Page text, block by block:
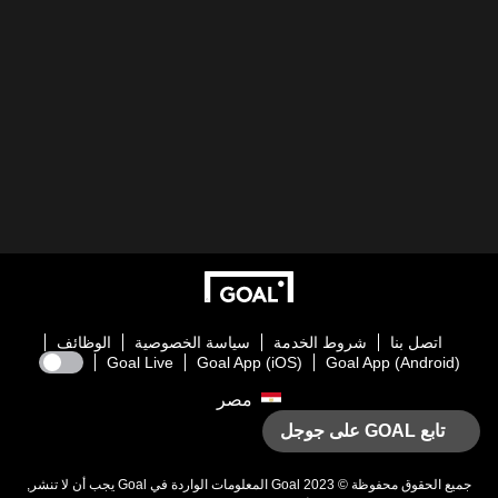
اتصل بنا شروط الخدمة سياسة الخصوصية
الوظائف
Goal App (Android)
Goal App (iOS)
Goal Live
مصر
تابع GOAL على جوجل
جميع الحقوق محفوظة © 2023 Goal المعلومات الواردة في Goal يجب أن لا تنشر,